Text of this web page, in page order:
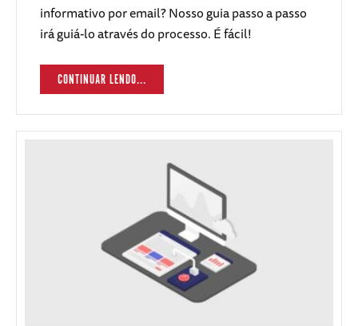
informativo por email? Nosso guia passo a passo
irá guiá-lo através do processo. É fácil!
CONTINUAR LENDO...